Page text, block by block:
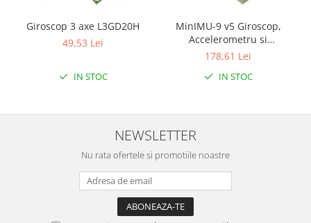
Giroscop 3 axe L3GD20H
49,53 Lei
IN STOC
MinIMU-9 v5 Giroscop,
Accelerometru si
Magnetometru (LSM6DS33,
178,61 Lei
IN STOC
NEWSLETTER
Nu rata ofertele si promotiile noastre